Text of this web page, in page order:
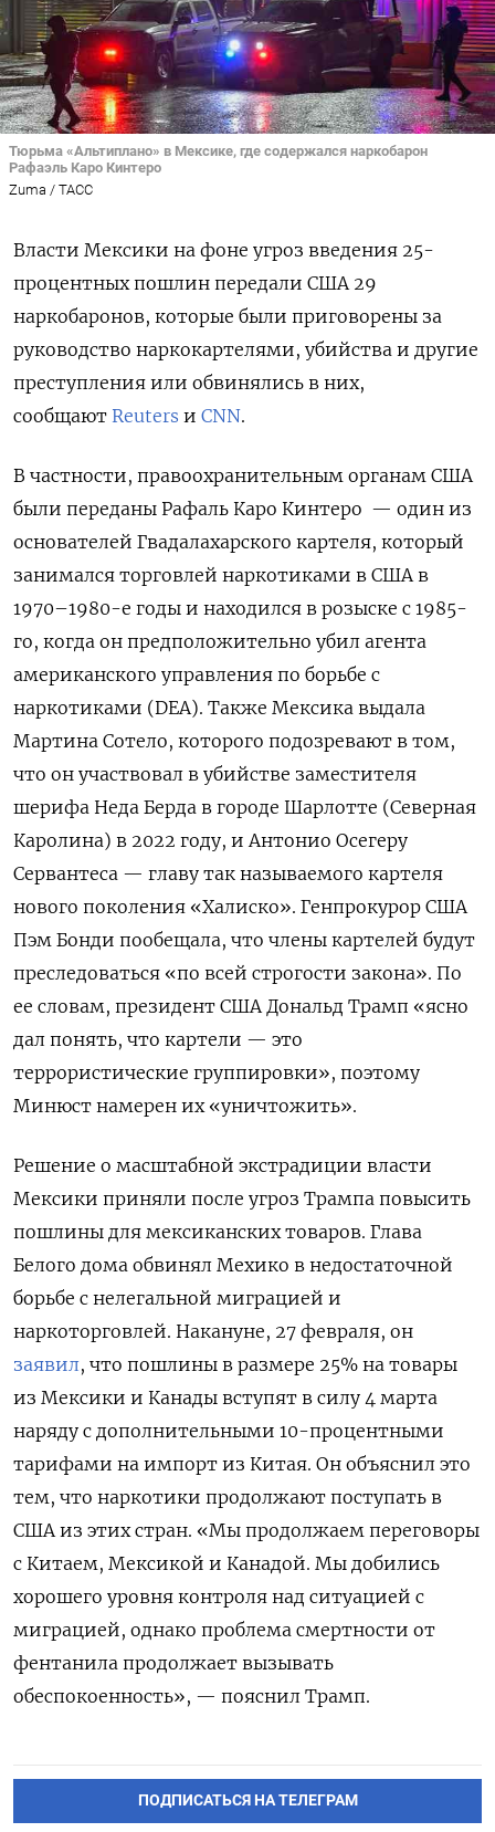
Тюрьма «Альтиплано» в Мексике, где содержался наркобарон
Рафаэль Каро Кинтеро
Zuma / TAСС
Власти Мексики на фоне угроз введения 25-
процентных пошлин передали США 29
наркобаронов, которые были приговорены за
руководство наркокартелями, убийства и другие
преступления или обвинялись в них,
сообщают Reuters и CNN.
В частности, правоохранительным органам США
были переданы Рафаль Каро Кинтеро — один из
основателей Гвадалахарского картеля, который
занимался торговлей наркотиками в США в
1970–1980-е годы и находился в розыске с 1985-
го, когда он предположительно убил агента
американского управления по борьбе с
наркотиками (DEA). Также Мексика выдала
Мартина Сотело, которого подозревают в том,
что он участвовал в убийстве заместителя
шерифа Неда Берда в городе Шарлотте (Северная
Каролина) в 2022 году, и Антонио Осегеру
Сервантеса — главу так называемого картеля
нового поколения «Халиско». Генпрокурор США
Пэм Бонди пообещала, что члены картелей будут
преследоваться «по всей строгости закона». По
ее словам, президент США Дональд Трамп «ясно
дал понять, что картели — это
террористические группировки», поэтому
Минюст намерен их «уничтожить».
Решение о масштабной экстрадиции власти
Мексики приняли после угроз Трампа повысить
пошлины для мексиканских товаров. Глава
Белого дома обвинял Мехико в недостаточной
борьбе с нелегальной миграцией и
наркоторговлей. Накануне, 27 февраля, он
заявил, что пошлины в размере 25% на товары
из Мексики и Канады вступят в силу 4 марта
наряду с дополнительными 10-процентными
тарифами на импорт из Китая. Он объяснил это
тем, что наркотики продолжают поступать в
США из этих стран. «Мы продолжаем переговоры
с Китаем, Мексикой и Канадой. Мы добились
хорошего уровня контроля над ситуацией с
миграцией, однако проблема смертности от
фентанила продолжает вызывать
обеспокоенность», — пояснил Трамп.
ПОДПИСАТЬСЯ НА ТЕЛЕГРАМ